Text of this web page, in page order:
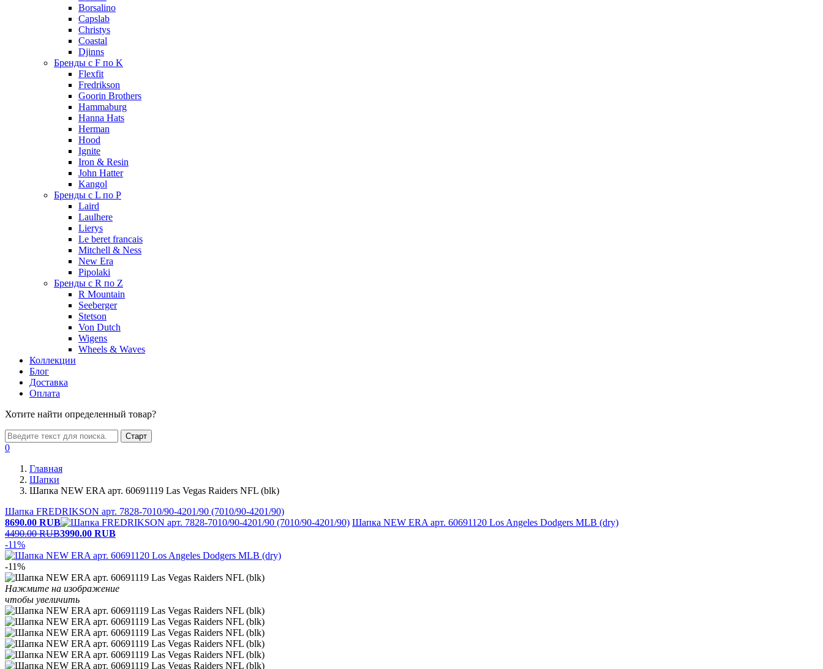
Borsalino
Capslab
Christys
Coastal
Djinns
Бренды с F по K
Flexfit
Fredrikson
Goorin Brothers
Hammaburg
Hanna Hats
Herman
Hood
Ignite
Iron & Resin
John Hatter
Kangol
Бренды с L по P
Laird
Laulhere
Lierys
Le beret francais
Mitchell & Ness
New Era
Pipolaki
Бренды с R по Z
R Mountain
Seeberger
Stetson
Von Dutch
Wigens
Wheels & Waves
Коллекции
Блог
Доставка
Оплата
Хотите найти определенный товар?
Старт
0
Главная
Шапки
Шапка NEW ERA арт. 60691119 Las Vegas Raiders NFL (blk)
Шапка FREDRIKSON арт. 7828-7010/90-4201/90 (7010/90-4201/90)
8690.00 RUB
Шапка NEW ERA арт. 60691120 Los Angeles Dodgers MLB (dry)
4490.00 RUB3990.00 RUB
-11%
-11%
Нажмите на изображение
чтобы увеличить